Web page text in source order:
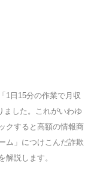
1日15分の作業で月収
ました。これがいわゆ
クすると高額の情報商
ム」につけこんだ詐欺
解説します。